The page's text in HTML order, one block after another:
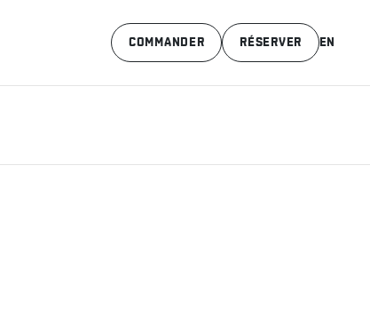
RÉSERVER
COMMANDER EN